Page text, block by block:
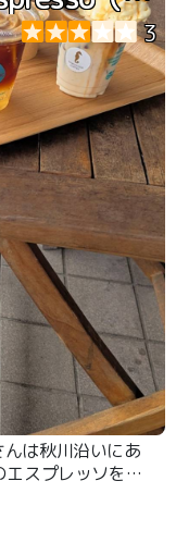
3
は秋川沿いにあ
スプレッソをベ